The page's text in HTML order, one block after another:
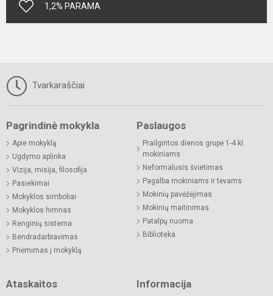
1,2% PARAMA
Tvarkaraščiai
Pagrindinė mokykla
Apie mokyklą
Ugdymo aplinka
Vizija, misija, filosofija
Pasiekimai
Mokyklos simboliai
Mokyklos himnas
Renginių sistema
Bendradarbiavimas
Priėmimas į mokyklą
Paslaugos
Prailgintos dienos grupė 1-4 kl.
mokiniams
Neformalusis švietimas
Pagalba mokiniams ir tėvams
Mokinių pavėžėjimas
Mokinių maitinimas
Patalpų nuoma
Biblioteka
Ataskaitos Informacija